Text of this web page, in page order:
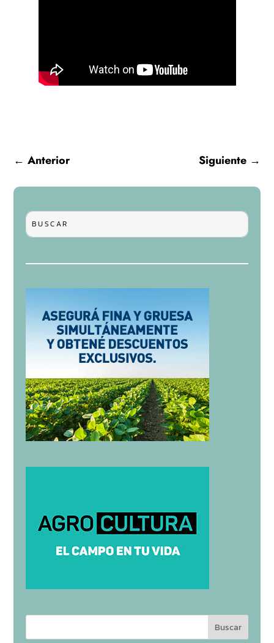
←Anterior Siguiente→